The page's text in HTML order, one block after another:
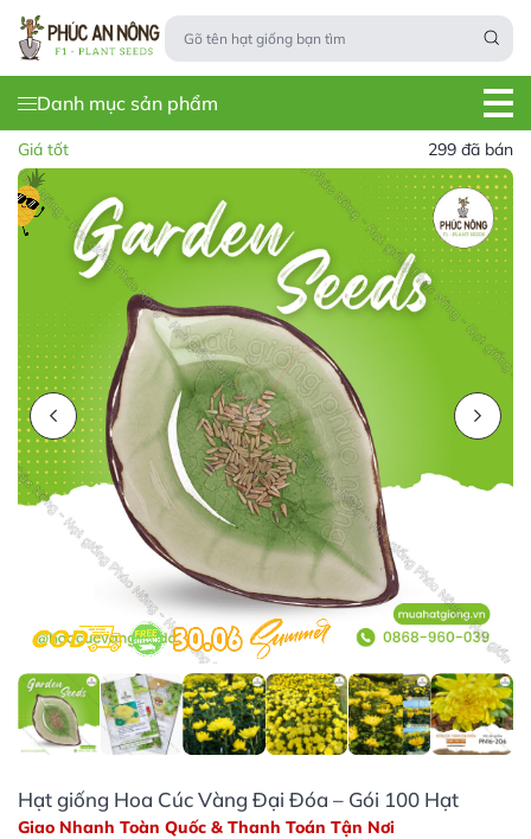
Danh mục sản phẩm
Giá tốt 299 đã bán
Hạt giống Hoa Cúc Vàng Đại Đóa – Gói 100 Hạt
Giao Nhanh Toàn Quốc & Thanh Toán Tận Nơi